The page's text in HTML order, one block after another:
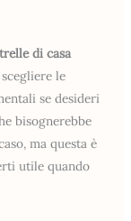
di casa
le
se desideri
bisognerebbe
ma questa è
utile quando